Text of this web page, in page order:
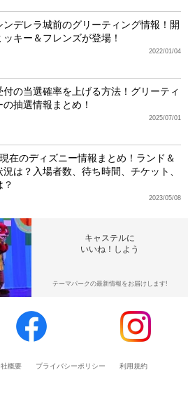
ンデレラ城前のグリーティング情報！開
キー＆フレンズが登場！
2022/01/04
付の当選確率を上げる方法！グリーティ
抽選情報まとめ！
2025/07/01
現在のディズニー情報まとめ！ランド＆
は？入場者数、待ち時間、チケット、
？
2023/05/08
キャステルに
いいね！しよう
テーマパークの最新情報をお届けします!
概要 プライバシーポリシー 利用規約